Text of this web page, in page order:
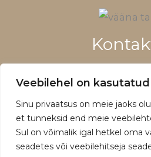
Veebilehel on
Sinu privaatsus on meie jaoks
et tunneksid end meie
Sul on võimalik igal hetkel oma
seadetes või veebilehitseja
+372 5660
Müügitingimused ja